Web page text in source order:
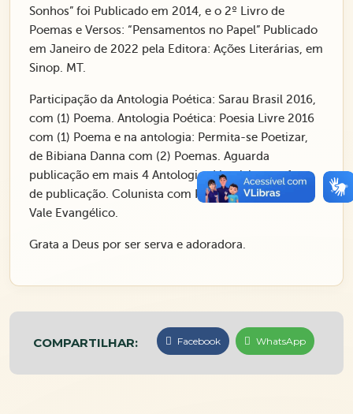
Sonhos” foi Publicado em 2014, e o 2º Livro de
Poemas e Versos: “Pensamentos no Papel” Publicado
em Janeiro de 2022 pela Editora: Ações Literárias, em
Sinop. MT.
Participação da Antologia Poética: Sarau Brasil 2016,
com (1) Poema. Antologia Poética: Poesia Livre 2016
com (1) Poema e na antologia: Permita-se Poetizar,
de Bibiana Danna com (2) Poemas. Aguarda
publicação em mais 4 Antologias Literárias em faze
de publicação. Colunista com Poemas para o Jornal
Vale Evangélico.
Grata a Deus por ser serva e adoradora.
COMPARTILHAR: Facebook WhatsApp